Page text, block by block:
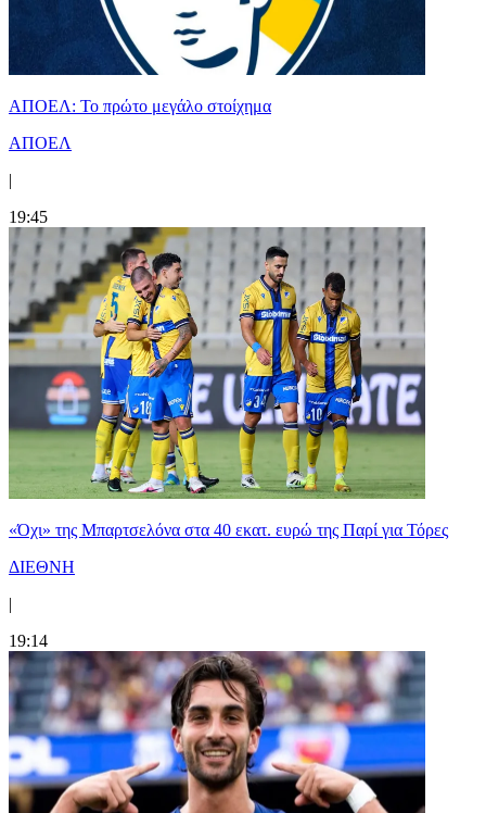
ΑΠΟΕΛ: Το πρώτο μεγάλο στοίχημα
ΑΠΟΕΛ
|
19:45
«Όχι» της Μπαρτσελόνα στα 40 εκατ. ευρώ της Παρί για Τόρες
ΔΙΕΘΝΗ
|
19:14